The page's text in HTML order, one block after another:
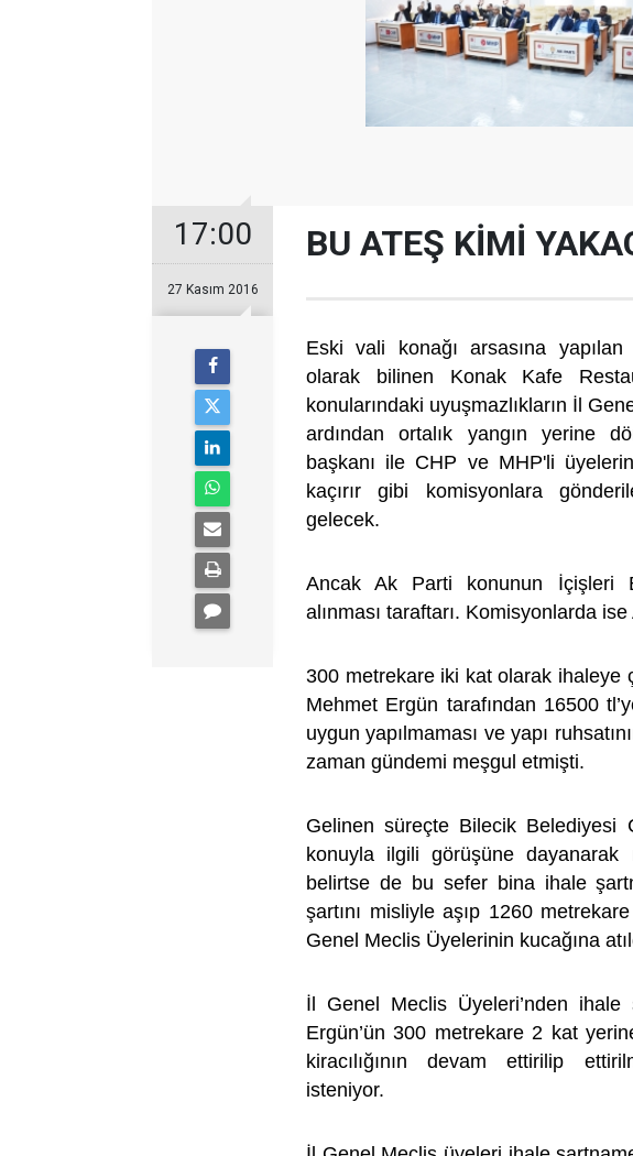
17:00
27 Kasım 2016
BU ATEŞ KİMİ
Eski vali konağı arsasına
olarak bilinen Konak Kafe
konularındaki uyuşmazlıkların İl
ardından ortalık yangın yerine
başkanı ile CHP ve MHP'li
kaçırır gibi komisyonlara
gelecek.
Ancak Ak Parti konunun İçişleri
alınması taraftarı. Komisyonlarda
300 metrekare iki kat olarak ihaleye
Mehmet Ergün tarafından 16500
uygun yapılmaması ve yapı
zaman gündemi meşgul etmişti.
Gelinen süreçte Bilecik Belediyesi
konuyla ilgili görüşüne dayanarak
belirtse de bu sefer bina ihale
şartını misliyle aşıp 1260
Genel Meclis Üyelerinin kucağına
İl Genel Meclis Üyeleri’nden
Ergün’ün 300 metrekare 2 kat
kiracılığının devam ettirilip
isteniyor.